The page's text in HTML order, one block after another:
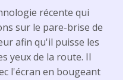
récente qui
sur le pare-brise de
afin qu'il puisse les
yeux de la route. Il
l'écran en bougeant